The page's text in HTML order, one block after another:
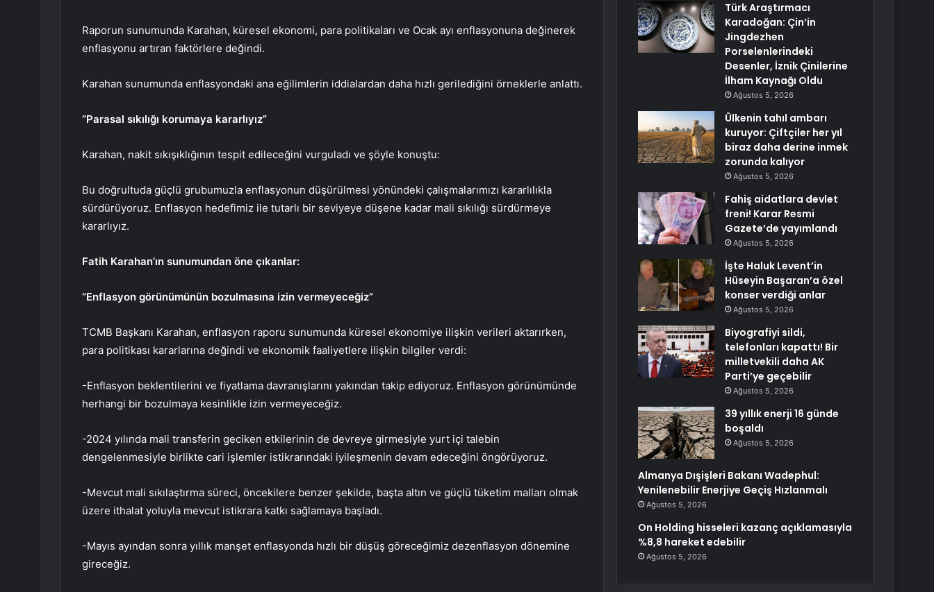
Raporun sunumunda Karahan, küresel ekonomi, para politikaları ve Ocak ayı enflasyonuna değinerek
enflasyonu artıran faktörlere değindi.
Karahan sunumunda enflasyondaki ana eğilimlerin iddialardan daha hızlı gerilediğini örneklerle anlattı.
“Parasal sıkılığı korumaya kararlıyız”
Karahan, nakit sıkışıklığının tespit edileceğini vurguladı ve şöyle konuştu:
Bu doğrultuda güçlü grubumuzla enflasyonun düşürülmesi yönündeki çalışmalarımızı kararlılıkla
sürdürüyoruz. Enflasyon hedefimiz ile tutarlı bir seviyeye düşene kadar mali sıkılığı sürdürmeye
kararlıyız.
Fatih Karahan’ın sunumundan öne çıkanlar:
“Enflasyon görünümünün bozulmasına izin vermeyeceğiz”
TCMB Başkanı Karahan, enflasyon raporu sunumunda küresel ekonomiye ilişkin verileri aktarırken,
para politikası kararlarına değindi ve ekonomik faaliyetlere ilişkin bilgiler verdi:
-Enflasyon beklentilerini ve fiyatlama davranışlarını yakından takip ediyoruz. Enflasyon görünümünde
herhangi bir bozulmaya kesinlikle izin vermeyeceğiz.
-2024 yılında mali transferin geciken etkilerinin de devreye girmesiyle yurt içi talebin
dengelenmesiyle birlikte cari işlemler istikrarındaki iyileşmenin devam edeceğini öngörüyoruz.
-Mevcut mali sıkılaştırma süreci, öncekilere benzer şekilde, başta altın ve güçlü tüketim malları olmak
üzere ithalat yoluyla mevcut istikrara katkı sağlamaya başladı.
-Mayıs ayından sonra yıllık manşet enflasyonda hızlı bir düşüş göreceğimiz dezenflasyon dönemine
gireceğiz.
Türk Araştırmacı
Karadoğan: Çin’in
Jingdezhen
Porselenlerindeki
Desenler, İznik Çinilerine
İlham Kaynağı Oldu
Ağustos 5, 2026
Ülkenin tahıl ambarı
kuruyor: Çiftçiler her yıl
biraz daha derine inmek
zorunda kalıyor
Ağustos 5, 2026
Fahiş aidatlara devlet
freni! Karar Resmi
Gazete’de yayımlandı
Ağustos 5, 2026
İşte Haluk Levent’in
Hüseyin Başaran’a özel
konser verdiği anlar
Ağustos 5, 2026
Biyografiyi sildi,
telefonları kapattı! Bir
milletvekili daha AK
Parti’ye geçebilir
Ağustos 5, 2026
39 yıllık enerji 16 günde
boşaldı
Ağustos 5, 2026
Almanya Dışişleri Bakanı Wadephul:
Yenilenebilir Enerjiye Geçiş Hızlanmalı
Ağustos 5, 2026
On Holding hisseleri kazanç açıklamasıyla
%8,8 hareket edebilir
Ağustos 5, 2026